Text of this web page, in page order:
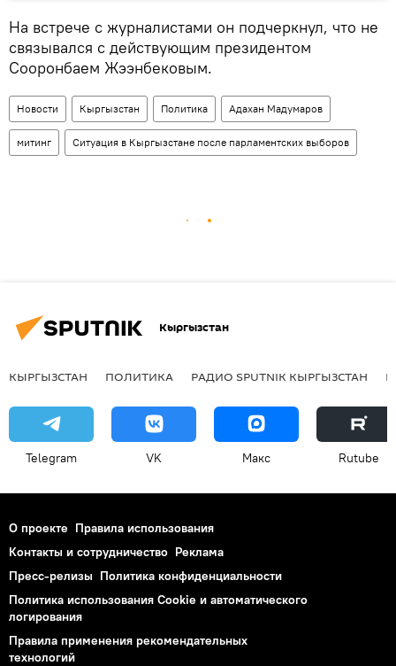
На встрече с журналистами он подчеркнул, что не
связывался с действующим президентом
Сооронбаем Жээнбековым.
Новости Кыргызстан Политика Адахан Мадумаров
митинг Ситуация в Кыргызстане после парламентских выборов
Кыргызстан
КЫРГЫЗСТАН ПОЛИТИКА РАДИО SPUTNIK КЫРГЫЗСТАН
Telegram VK Макс Rutube
О проекте Правила использования
Контакты и сотрудничество Реклама
Пресс-релизы Политика конфиденциальности
Политика использования Cookie и автоматического
логирования
Правила применения рекомендательных
технологий